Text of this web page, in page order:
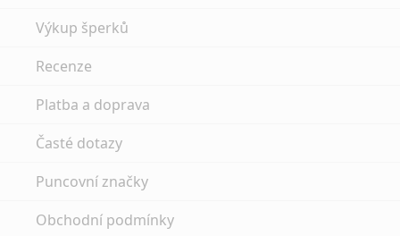
Výkup šperků
Recenze
Platba a doprava
Časté dotazy
Puncovní značky
Obchodní podmínky